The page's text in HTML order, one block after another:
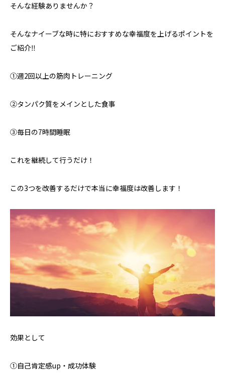
そんな経験ありませんか？
そんなナイーブな時に特におすすめな幸福度を上げるポイントを
ご紹介‼️
①週2回以上の筋肉トレーニング
②タンパク質をメインとした食事
③毎日の7時間睡眠
これを継続して行うだけ！
この3つを改善するだけで本当に幸福度は改善します！
効果として
①自己肯定感up・成功体験